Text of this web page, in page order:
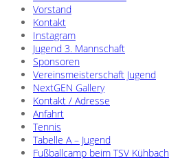
Vorstand
Kontakt
Instagram
Jugend 3. Mannschaft
Sponsoren
Vereinsmeisterschaft Jugend
NextGEN Gallery
Kontakt / Adresse
Anfahrt
Tennis
Tabelle A – Jugend
Fußballcamp beim TSV Kühbach